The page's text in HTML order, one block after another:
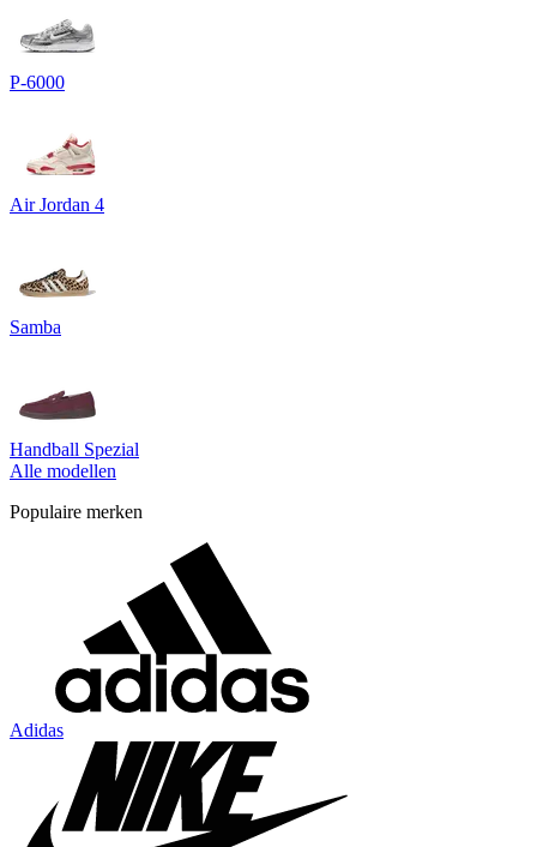
P-6000
Air Jordan 4
Samba
Handball Spezial
Alle modellen
Populaire merken
Adidas